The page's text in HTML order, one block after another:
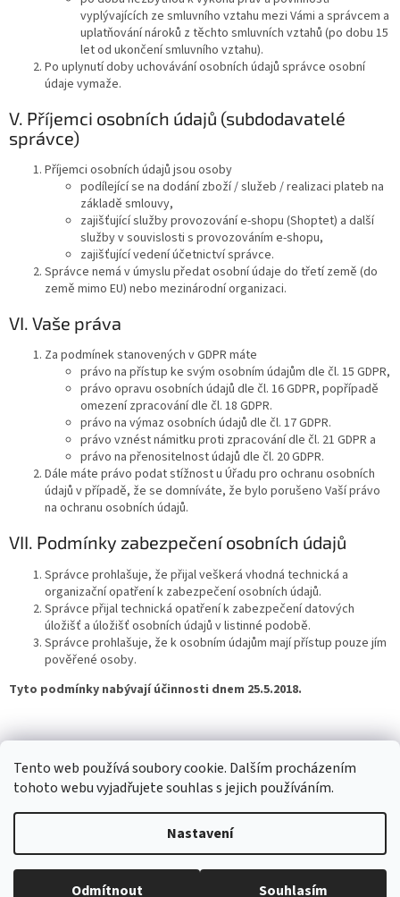
Tento web používá soubory cookie. Dalším procházením
tohoto webu vyjadřujete souhlas s jejich používáním.
Nastavení
Odmítnout Souhlasím
vyplývajících ze smluvního vztahu mezi Vámi a správcem a
uplatňování nároků z těchto smluvních vztahů (po dobu 15
let od ukončení smluvního vztahu).
Po uplynutí doby uchovávání osobních údajů správce osobní
údaje vymaže.
V. Příjemci osobních údajů (subdodavatelé
správce)
Příjemci osobních údajů jsou osoby
podílející se na dodání zboží / služeb / realizaci plateb na
základě smlouvy,
zajišťující služby provozování e-shopu (Shoptet) a další
služby v souvislosti s provozováním e-shopu,
zajišťující vedení účetnictví správce.
Správce nemá v úmyslu předat osobní údaje do třetí země (do
země mimo EU) nebo mezinárodní organizaci.
VI. Vaše práva
Za podmínek stanovených v GDPR máte
právo na přístup ke svým osobním údajům dle čl. 15 GDPR,
právo opravu osobních údajů dle čl. 16 GDPR, popřípadě
omezení zpracování dle čl. 18 GDPR.
právo na výmaz osobních údajů dle čl. 17 GDPR.
právo vznést námitku proti zpracování dle čl. 21 GDPR a
právo na přenositelnost údajů dle čl. 20 GDPR.
Dále máte právo podat stížnost u Úřadu pro ochranu osobních
údajů v případě, že se domníváte, že bylo porušeno Vaší právo
na ochranu osobních údajů.
VII. Podmínky zabezpečení osobních údajů
Správce prohlašuje, že přijal veškerá vhodná technická a
organizační opatření k zabezpečení osobních údajů.
Správce přijal technická opatření k zabezpečení datových
úložišť a úložišť osobních údajů v listinné podobě.
Správce prohlašuje, že k osobním údajům mají přístup pouze jím
pověřené osoby.
Tyto podmínky nabývají účinnosti dnem 25.5.2018.
á
Vytvořil Shoptet
Copyright 2026ČEKL-eshop.cz . Všechna práva vyhrazena.